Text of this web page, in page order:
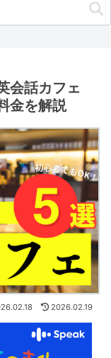
会話カフェ
金を解説
2026.02.19